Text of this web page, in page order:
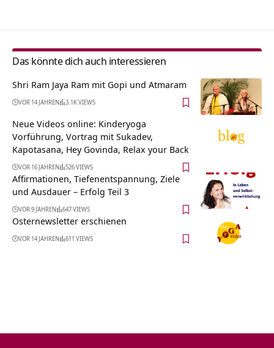
Das könnte dich auch interessieren
Shri Ram Jaya Ram mit Gopi und Atmaram
VOR 14 JAHREN 3.1K VIEWS
Neue Videos online: Kinderyoga
Vorführung, Vortrag mit Sukadev,
Kapotasana, Hey Govinda, Relax your Back
VOR 16 JAHREN 526 VIEWS
Affirmationen, Tiefenentspannung, Ziele
und Ausdauer – Erfolg Teil 3
VOR 9 JAHREN 647 VIEWS
Osternewsletter erschienen
VOR 14 JAHREN 611 VIEWS